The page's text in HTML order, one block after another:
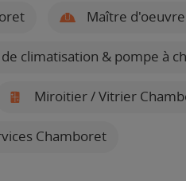
Maître
climatisation & pompe à
Miroitier / Vitrier
Chamboret